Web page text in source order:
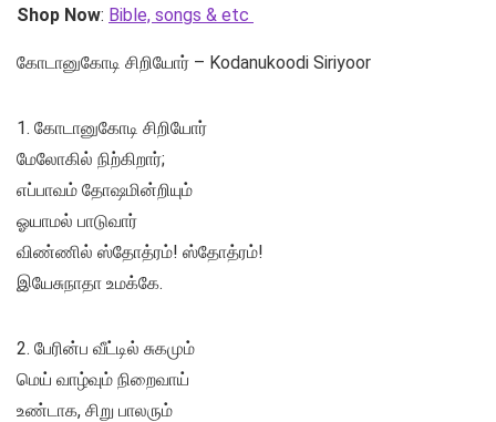
Shop Now: Bible, songs & etc
கோடானுகோடி சிறியோர் – Kodanukoodi Siriyoor
1. கோடானுகோடி சிறியோர்
மேலோகில் நிற்கிறார்;
எப்பாவம் தோஷமின்றியும்
ஓயாமல் பாடுவார்
விண்ணில் ஸ்தோத்ரம்! ஸ்தோத்ரம்!
இயேசுநாதா உமக்கே.
2. பேரின்ப வீட்டில் சுகமும்
மெய் வாழ்வும் நிறைவாய்
உண்டாக, சிறு பாலரும்